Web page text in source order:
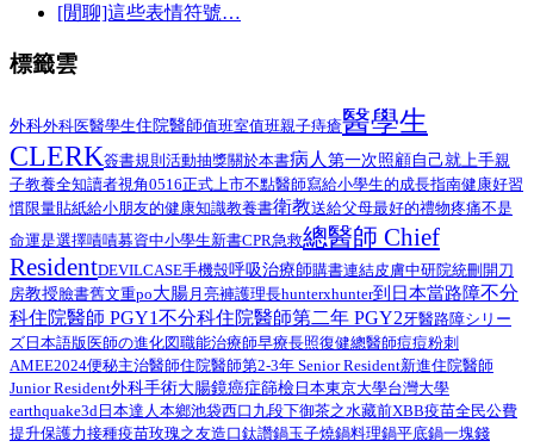
[閒聊]這些表情符號…
標籤雲
外科外科医醫學生住院醫師值班室值班親子痔瘡醫學生
CLERK簽書規則 活動抽獎關於本書病人 第一次照顧自己就上手親
子教養全知讀者視角0516正式上市不點醫師寫給小學生的成長指南健康好習
慣限量貼紙給小朋友的健康知識教養書衛教送給父母最好的禮物疼痛不是
命運是選擇嘖嘖募資中小學生新書CPR急救總醫師 Chief
ResidentDEVILCASE手機殼呼吸治療師購書連結皮膚中研院統刪 開刀
房教授臉書舊文重po大腸 月亮褲護理長hunterxhunter到日本當路障不分
科住院醫師 PGY1不分科住院醫師第二年 PGY2牙醫路障シリー
ズ日本語版医師の進化図職能治療師早療長照復健總醫師痘痘粉刺
AMEE2024便秘主治醫師住院醫師第2-3年 Senior Resident新進住院醫師
Junior Resident外科手術大腸鏡癌症篩檢 日本東京大學台灣大學
earthquake3d 日本達人本鄉池袋西口 九段下御茶之水藏前XBB疫苗全民公費
提升保護力接種疫苗玫瑰之友造口鈦讚鍋玉子燒鍋料理鍋平底鍋一塊錢